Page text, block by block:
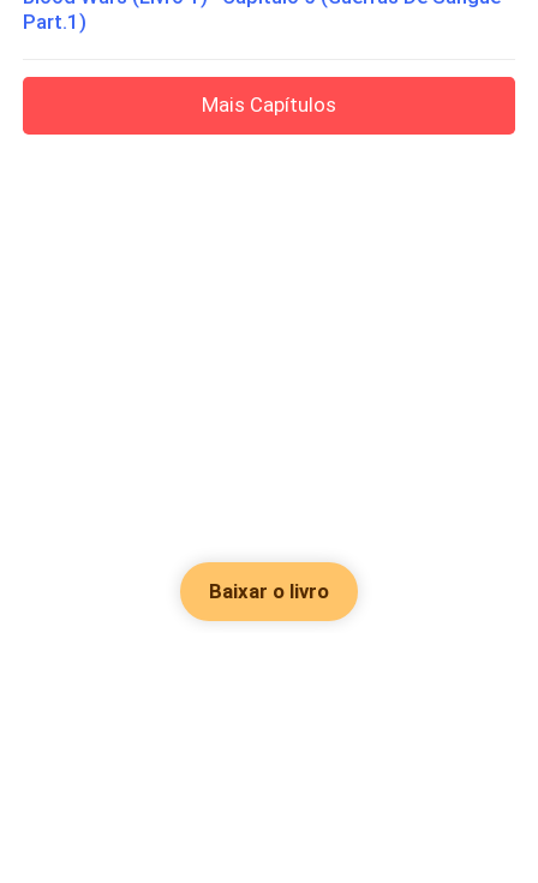
Part.1)
Mais Capítulos
Baixar o livro